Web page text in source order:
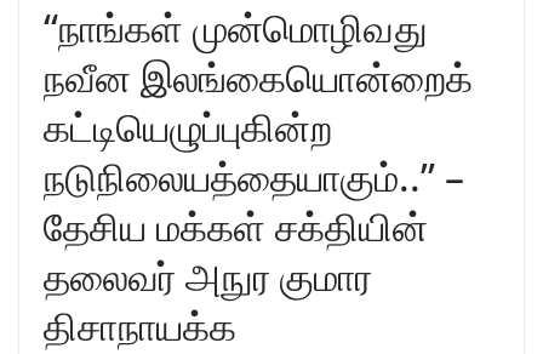
“நாங்கள் முன்மொழிவது
நவீன இலங்கையொன்றைக்
கட்டியெழுப்புகின்ற
நடுநிலையத்தையாகும்..” –
தேசிய மக்கள் சக்தியின்
தலைவர் அநுர குமார
திசாநாயக்க